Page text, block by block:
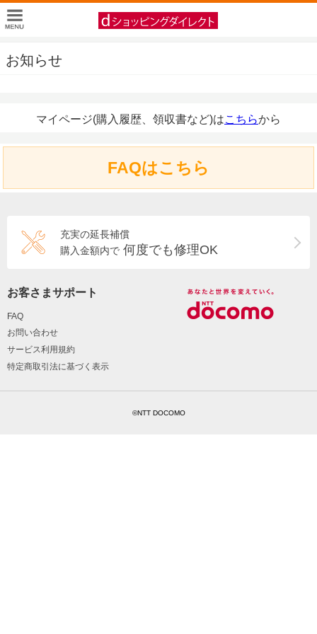
お知らせ
マイページ(購入履歴、領収書など)はこちらから
FAQはこちら
充実の延長補償
購入金額内で 何度でも修理OK
お客さまサポート
FAQ
お問い合わせ
サービス利用規約
特定商取引法に基づく表示
©NTT DOCOMO